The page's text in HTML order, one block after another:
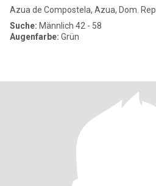
Azua de Compostela, Azua, Dom. Rep.
Suche: Männlich 42 - 58
Augenfarbe: Grün